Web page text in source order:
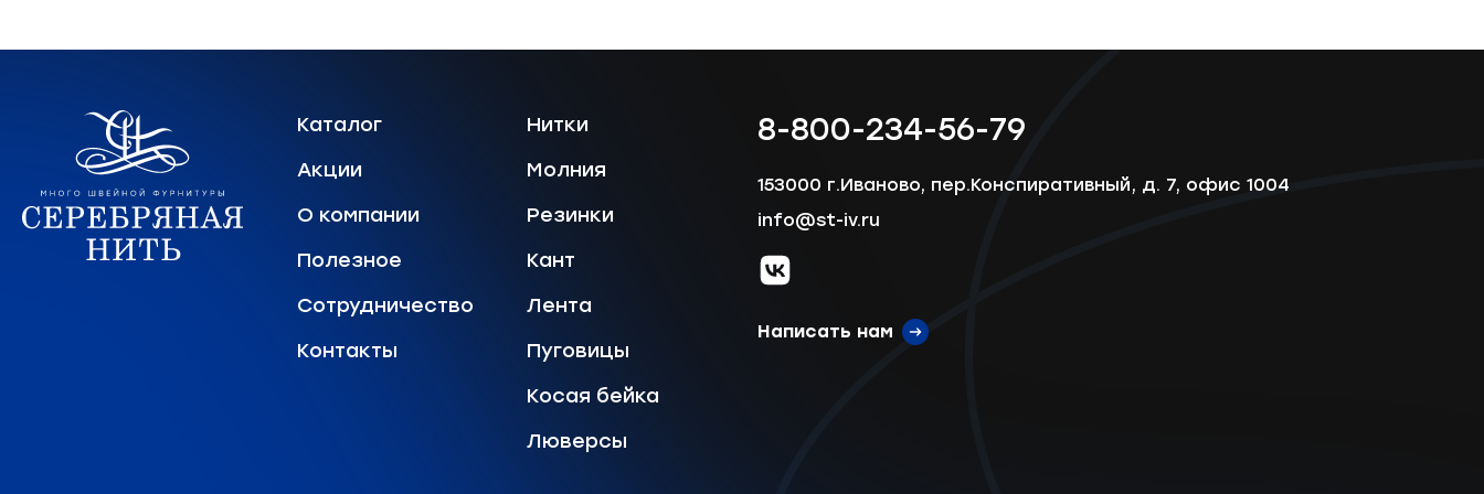
Каталог
Акции
О компании
Полезное
Сотрудничество
Контакты
Нитки
Молния
Резинки
Кант
Лента
Пуговицы
Косая бейка
Люверсы
8-800-234-56-79
153000 г.Иваново, пер.Конспиративный, д. 7, офис 1004
info@st-iv.ru
vk.com
Написать нам